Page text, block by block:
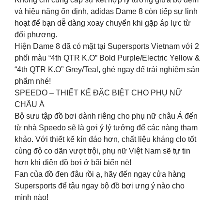
và hiệu năng ổn định, adidas Dame 8 còn tiếp sự linh
hoạt để bạn dễ dàng xoay chuyển khi gặp áp lực từ
đối phương.
Hiện Dame 8 đã có mặt tại Supersports Vietnam với 2
phối màu “4th QTR K.O” Bold Purple/Electric Yellow &
“4th QTR K.O” Grey/Teal, ghé ngay để trải nghiệm sản
phẩm nhé!
SPEEDO – THIẾT KẾ ĐẶC BIỆT CHO PHỤ NỮ
CHÂU Á
Bộ sưu tập đồ bơi dành riêng cho phụ nữ châu Á đến
từ nhà Speedo sẽ là gợi ý lý tưởng để các nàng tham
khảo. Với thiết kế kín đáo hơn, chất liệu kháng clo tốt
cùng độ co dãn vượt trội, phụ nữ Việt Nam sẽ tự tin
hơn khi diện đồ bơi ở bãi biển nè!
Fan của đồ đen đâu rồi ạ, hãy đến ngay cửa hàng
Supersports để tậu ngay bộ đồ bơi ưng ý nào cho
mình nào!